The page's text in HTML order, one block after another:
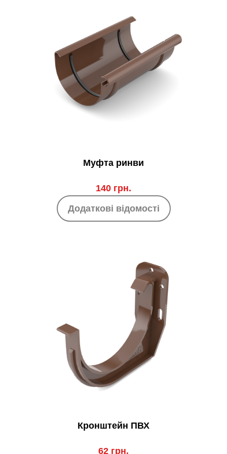
Муфта ринви
140 грн.
Додаткові відомості
Кронштейн ПВХ
62 грн.